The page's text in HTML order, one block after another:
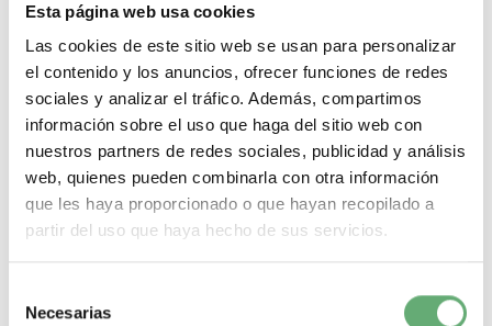
Esta página web usa cookies
Las cookies de este sitio web se usan para personalizar
el contenido y los anuncios, ofrecer funciones de redes
sociales y analizar el tráfico. Además, compartimos
información sobre el uso que haga del sitio web con
nuestros partners de redes sociales, publicidad y análisis
web, quienes pueden combinarla con otra información
que les haya proporcionado o que hayan recopilado a
partir del uso que haya hecho de sus servicios.
Necesarias
RECONECTAD. AUTOM. ARA AUX. IC60 1-2P Ref.
A9C70132 Precio 157,8€.
458,43€238,79€
A9C70132 | 2 OF (Sin tensión) | 7 | Auxiliar de reconectador
automático | Schneider Electric...
Pasos de 9mm (medio modulo)7 Tipo de producto o
componente
Auxiliar de reconectador automático
Composición
contactos de señal2 OF (Sin tensión)
-